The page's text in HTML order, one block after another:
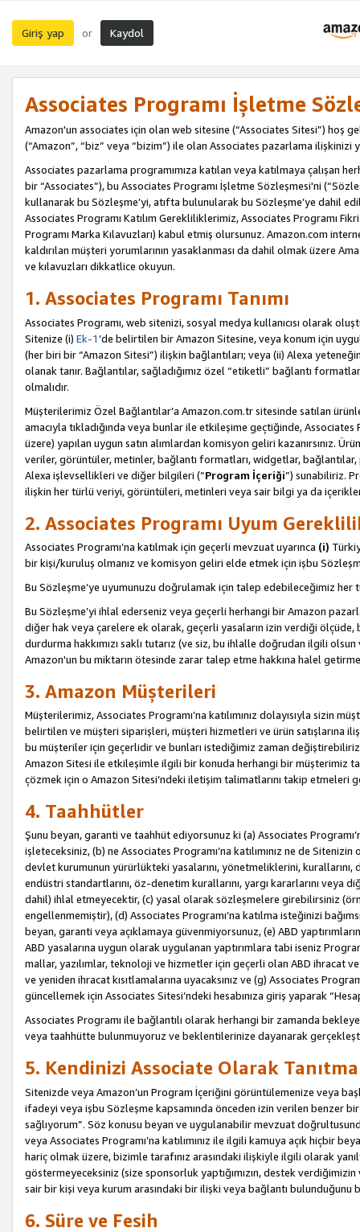
Giriş yap or Kaydol
Associates Programı İşletme
Amazon'un associates için olan web sitesine (“Associates Sitesi”) hoş
(“Amazon”, “biz” veya “bizim”) ile olan Associates pazarlama ilişkinizi
Associates pazarlama programımıza katılan veya katılmaya çalışan
bir “Associates”), bu Associates Programı İşletme Sözleşmesi'ni
kullanarak bu Sözleşme’yi, atıfta bulunularak bu Sözleşme’ye dahil
Associates Programı Katılım Gerekliliklerimiz, Associates Programı
Programı Marka Kılavuzları) kabul etmiş olursunuz. Amazon.com
kaldırılan müşteri yorumlarının yasaklanması da dahil olmak üzere
ve kılavuzları dikkatlice okuyun.
1. Associates Programı Tanımı
Associates Programı, web sitenizi, sosyal medya kullanıcısı olarak
Sitenize (i) Ek-1’de belirtilen bir Amazon Sitesine, veya konum için
(her biri bir “Amazon Sitesi”) ilişkin bağlantıları; veya (ii) Alexa
olanak tanır. Bağlantılar, sağladığımız özel “etiketli” bağlantı
olmalıdır.
Müşterilerimiz Özel Bağlantılar’a Amazon.com.tr sitesinde satılan
amacıyla tıkladığında veya bunlar ile etkileşime geçtiğinde,
üzere) yapılan uygun satın alımlardan komisyon geliri kazanırsınız.
veriler, görüntüler, metinler, bağlantı formatları, widgetlar,
Alexa işlevsellikleri ve diğer bilgileri (”Program İçeriği”) sunabiliriz.
ilişkin her türlü veriyi, görüntüleri, metinleri veya sair bilgi ya da içerikleri
2. Associates Programı Uyum
Associates Programı’na katılmak için geçerli mevzuat uyarınca (i)
bir kişi/kuruluş olmanız ve komisyon geliri elde etmek için işbu
Bu Sözleşme’ye uyumunuzu doğrulamak için talep edebileceğimiz
Bu Sözleşme’yi ihlal ederseniz veya geçerli herhangi bir Amazon
diğer hak veya çarelere ek olarak, geçerli yasaların izin verdiği
durdurma hakkımızı saklı tutarız (ve siz, bu ihlalle doğrudan ilgili
Amazon'un bu miktarın ötesinde zarar talep etme hakkına halel
3. Amazon Müşterileri
Müşterilerimiz, Associates Programı’na katılımınız dolayısıyla sizin
belirtilen ve müşteri siparişleri, müşteri hizmetleri ve ürün satışlarına
bu müşteriler için geçerlidir ve bunları istediğimiz zaman
Amazon Sitesi ile etkileşimle ilgili bir konuda herhangi bir müşterimiz
çözmek için o Amazon Sitesi’ndeki iletişim talimatlarını takip etmeleri
4. Taahhütler
Şunu beyan, garanti ve taahhüt ediyorsunuz ki (a) Associates
işleteceksiniz, (b) ne Associates Programı’na katılımınız ne de
devlet kurumunun yürürlükteki yasalarını, yönetmeliklerini,
endüstri standartlarını, öz-denetim kurallarını, yargı kararlarını
dahil) ihlal etmeyecektir, (c) yasal olarak sözleşmelere girebilirsiniz
engellenmemiştir), (d) Associates Programı’na katılma isteğinizi
beyan, garanti veya açıklamaya güvenmiyorsunuz, (e) ABD
ABD yasalarına uygun olarak uygulanan yaptırımlara tabi iseniz
mallar, yazılımlar, teknoloji ve hizmetler için geçerli olan ABD ihracat
ve yeniden ihracat kısıtlamalarına uyacaksınız ve (g) Associates
güncellemek için Associates Sitesi’ndeki hesabınıza giriş yaparak
Associates Programı ile bağlantılı olarak herhangi bir zamanda
veya taahhütte bulunmuyoruz ve beklentilerinize dayanarak
5. Kendinizi Associate Olarak
Sitenizde veya Amazon’un Program İçeriğini görüntülemenize veya
ifadeyi veya işbu Sözleşme kapsamında önceden izin verilen benzer
sağlıyorum”. Söz konusu beyan ve uygulanabilir mevzuat
veya Associates Programı’na katılımınız ile ilgili kamuya açık hiçbir
hariç olmak üzere, bizimle tarafınız arasındaki ilişkiyle ilgili olarak
göstermeyeceksiniz (size sponsorluk yaptığımızın, destek
sair bir kişi veya kurum arasındaki bir ilişki veya bağlantı bulunduğunu
6. Süre ve Fesih